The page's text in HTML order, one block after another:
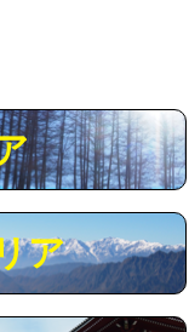
円
円
円~
ア